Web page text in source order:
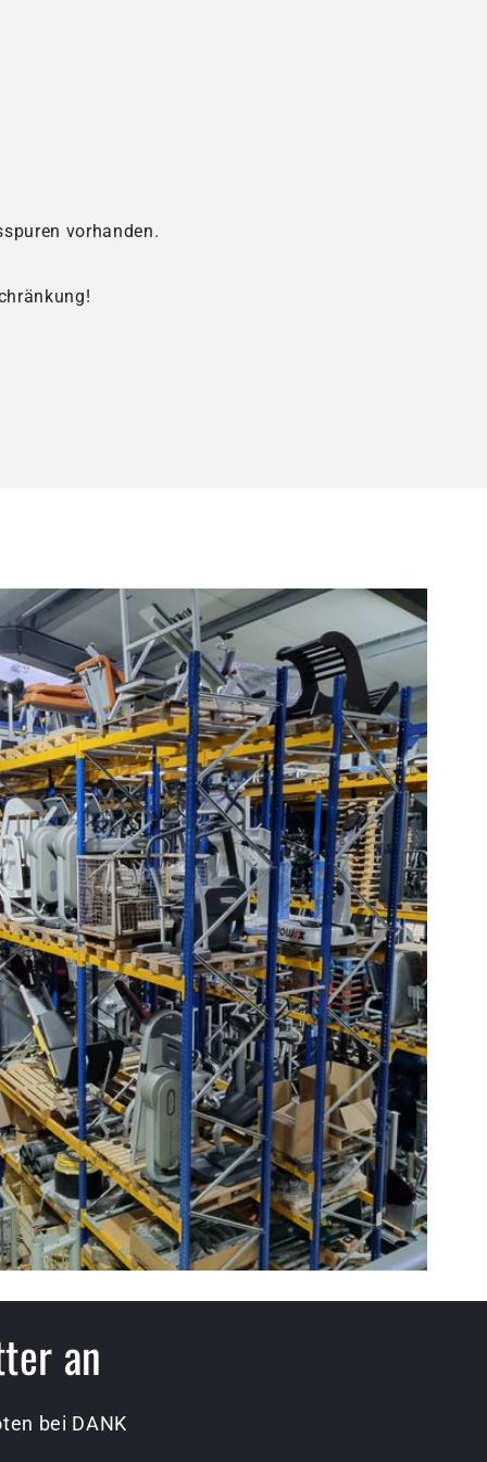
vorhanden.
an
bei DANK